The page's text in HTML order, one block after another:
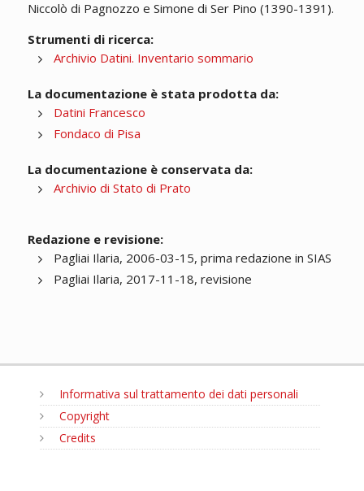
Niccolò di Pagnozzo e Simone di Ser Pino (1390-1391).
Strumenti di ricerca:
Archivio Datini. Inventario sommario
La documentazione è stata prodotta da:
Datini Francesco
Fondaco di Pisa
La documentazione è conservata da:
Archivio di Stato di Prato
Redazione e revisione:
Pagliai Ilaria, 2006-03-15, prima redazione in SIAS
Pagliai Ilaria, 2017-11-18, revisione
Informativa sul trattamento dei dati personali
Copyright
Credits